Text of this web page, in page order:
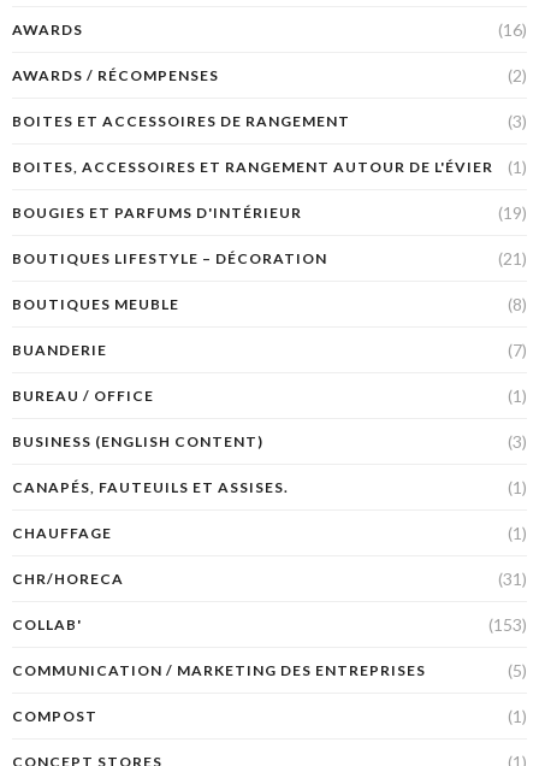
AWARDS (16)
AWARDS / RÉCOMPENSES (2)
BOITES ET ACCESSOIRES DE RANGEMENT (3)
BOITES, ACCESSOIRES ET RANGEMENT AUTOUR DE L'ÉVIER (1)
BOUGIES ET PARFUMS D'INTÉRIEUR (19)
BOUTIQUES LIFESTYLE – DÉCORATION (21)
BOUTIQUES MEUBLE (8)
BUANDERIE (7)
BUREAU / OFFICE (1)
BUSINESS (ENGLISH CONTENT) (3)
CANAPÉS, FAUTEUILS ET ASSISES. (1)
CHAUFFAGE (1)
CHR/HORECA (31)
COLLAB' (153)
COMMUNICATION / MARKETING DES ENTREPRISES (5)
COMPOST (1)
CONCEPT STORES (1)